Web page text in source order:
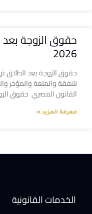
حقوق الزوجة
2026
للنفقة والمتعة والمؤخر
القانون المصري حقوق
معرفة المزيد »
الخدمات القانونية